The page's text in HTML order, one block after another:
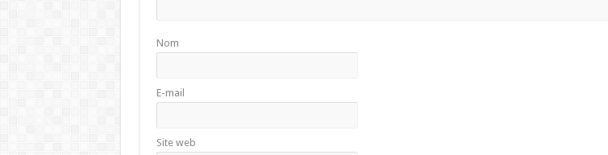
Nom
E-mail
Site web